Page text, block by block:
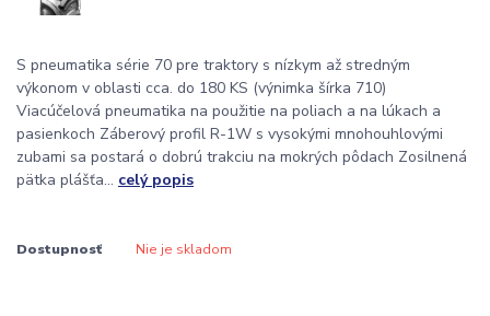
S pneumatika série 70 pre traktory s nízkym až stredným
výkonom v oblasti cca. do 180 KS (výnimka šírka 710)
Viacúčelová pneumatika na použitie na poliach a na lúkach a
pasienkoch Záberový profil R-1W s vysokými mnohouhlovými
zubami sa postará o dobrú trakciu na mokrých pôdach Zosilnená
pätka plášťa... celý popis
Dostupnosť Nie je skladom